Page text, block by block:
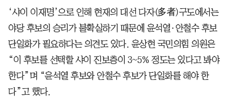
‘샤이 이재명’으로 인해 현재의 대선 다자(多者)구도에서는
야당 후보의 승리가 불확실하기 때문에 윤석열·안철수 후보
단일화가 필요하다는 의견도 있다. 윤상현 국민의힘 의원은
“이 후보를 선택할 샤이 진보층이 3~5% 정도는 있다고 봐야
한다”며 “윤석열 후보와 안철수 후보가 단일화를 해야 한
다”고 했다.